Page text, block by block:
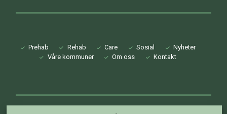
Prehab Rehab Care Sosial
Nyheter
Våre kommuner
Om oss Kontakt